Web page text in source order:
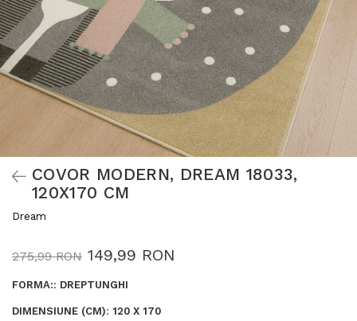
COVOR MODERN, DREAM 18033,
120X170 CM
Dream
275,99 RON 149,99 RON
FORMA:: DREPTUNGHI
DIMENSIUNE (CM): 120 X 170